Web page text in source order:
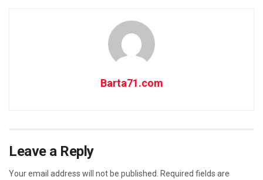
Barta71.com
Leave a Reply
Your email address will not be published.
Required fields are